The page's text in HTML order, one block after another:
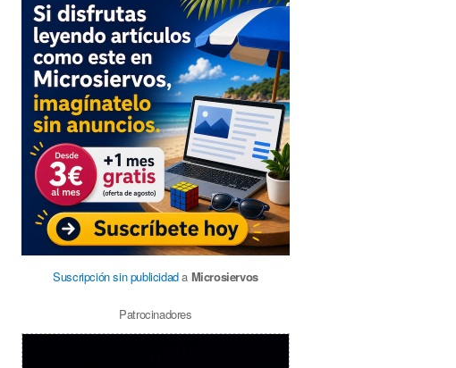
Suscripción sin publicidada Microsiervos
Patrocinadores